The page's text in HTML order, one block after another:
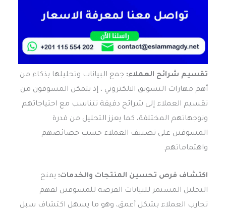
تقسيم شرائح العملاء: جمع البيانات وتحليلها بذكاء من
أهم مهارات التسويق الالكتروني ، إذ يتمكن المسوقون من
تقسيم العملاء إلى شرائح دقيقة تتناسب مع احتياجاتهم
وتوجهاتهم المختلفة، كما يعزز التحليل من قدرة
المسوقين على تصنيف العملاء حسب خصائصهم
واهتماماتهم.
اكتشاف فرص تحسين المنتجات والخدمات: يمنح
التحليل المستمر للبيانات الفرصة للمسوقين لفهم
تجارب العملاء بشكل أعمق، وهو ما يسهل اكتشاف سبل